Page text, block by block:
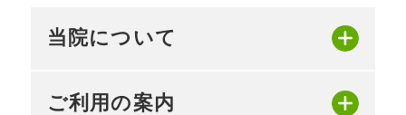
当院について
ご利用の案内